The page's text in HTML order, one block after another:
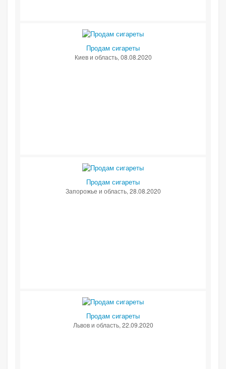
Продам сигареты
Киев и область, 08.08.2020
Продам сигареты
Запорожье и область, 28.08.2020
Продам сигареты
Львов и область, 22.09.2020